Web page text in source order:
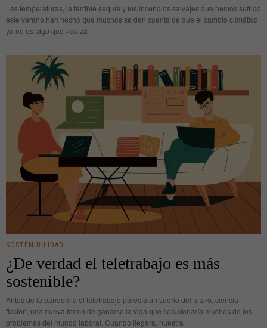
Las temperaturas, la terrible sequía y los incendios salvajes que hemos sufrido
este verano han hecho que muchos se den cuenta de que el cambio climático
ya no es algo que «quizá
SOSTENIBILIDAD
¿De verdad el teletrabajo es más
sostenible?
Antes de la pandemia el teletrabajo parecía un sueño del futuro, ciencia
ficción, una nueva forma de ganarse la vida que solucionaría muchos de los
problemas del mundo laboral. Cuando llegara, nuestra